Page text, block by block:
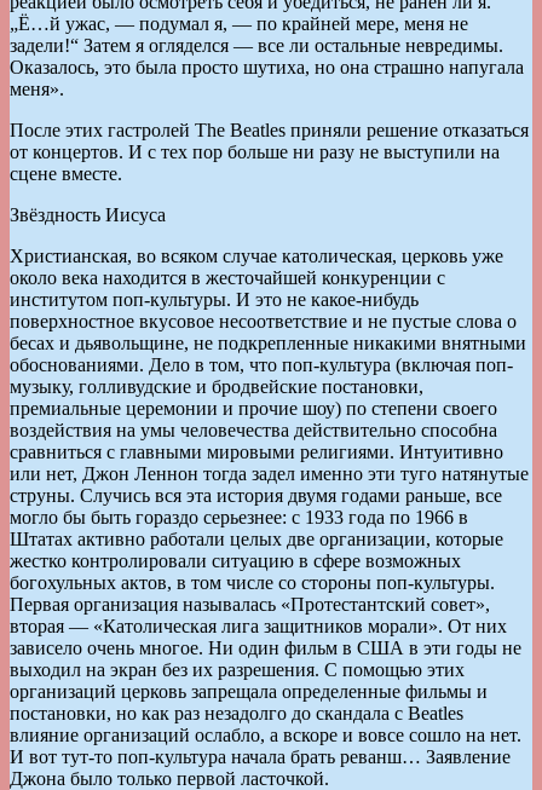
„Ё…й ужас, — подумал я, — по крайней мере, меня не
задели!“ Затем я огляделся — все ли остальные невредимы.
Оказалось, это была просто шутиха, но она страшно напугала
меня».
После этих гастролей The Beatles приняли решение отказаться
от концертов. И с тех пор больше ни разу не выступили на
сцене вместе.
Звёздность Иисуса
Христианская, во всяком случае католическая, церковь уже
около века находится в жесточайшей конкуренции с
институтом поп-культуры. И это не какое-нибудь
поверхностное вкусовое несоответствие и не пустые слова о
бесах и дьявольщине, не подкрепленные никакими внятными
обоснованиями. Дело в том, что поп-культура (включая поп-
музыку, голливудские и бродвейские постановки,
премиальные церемонии и прочие шоу) по степени своего
воздействия на умы человечества действительно способна
сравниться с главными мировыми религиями. Интуитивно
или нет, Джон Леннон тогда задел именно эти туго натянутые
струны. Случись вся эта история двумя годами раньше, все
могло бы быть гораздо серьезнее: с 1933 года по 1966 в
Штатах активно работали целых две организации, которые
жестко контролировали ситуацию в сфере возможных
богохульных актов, в том числе со стороны поп-культуры.
Первая организация называлась «Протестантский совет»,
вторая — «Католическая лига защитников морали». От них
зависело очень многое. Ни один фильм в США в эти годы не
выходил на экран без их разрешения. С помощью этих
организаций церковь запрещала определенные фильмы и
постановки, но как раз незадолго до скандала с Beatles
влияние организаций ослабло, а вскоре и вовсе сошло на нет.
И вот тут-то поп-культура начала брать реванш… Заявление
Джона было только первой ласточкой.